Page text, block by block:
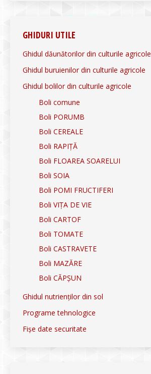
GHIDURI UTILE
Ghidul dăunătorilor din culturile agricole
Ghidul buruienilor din culturile agricole
Ghidul bolilor din culturile agricole
Boli comune
Boli PORUMB
Boli CEREALE
Boli RAPIȚĂ
Boli FLOAREA SOARELUI
Boli SOIA
Boli POMI FRUCTIFERI
Boli VIȚA DE VIE
Boli CARTOF
Boli TOMATE
Boli CASTRAVETE
Boli MAZĂRE
Boli CĂPȘUN
Ghidul nutrienților din sol
Programe tehnologice
Fișe date securitate